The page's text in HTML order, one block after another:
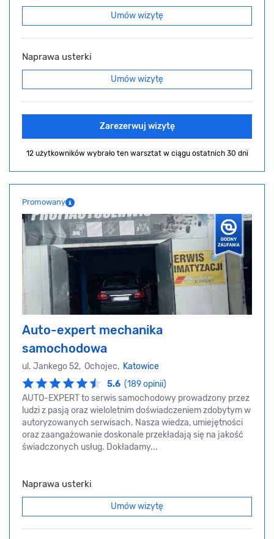
Umów wizytę
Naprawa usterki
Umów wizytę
Zarezerwuj wizytę
12 użytkowników wybrało ten warsztat w ciągu ostatnich 30 dni
Promowany
Auto-expert mechanika
samochodowa
ul. Jankego 52, Ochojec, Katowice
5.6 (189 opinii)
AUTO-EXPERT to serwis samochodowy prowadzony przez
ludzi z pasją oraz wieloletnim doświadczeniem zdobytym w
autoryzowanych serwisach. Nasza wiedza, umiejętności
oraz zaangażowanie doskonale przekładają się na jakość
świadczonych usług. Dokładamy...
Naprawa usterki
Umów wizytę